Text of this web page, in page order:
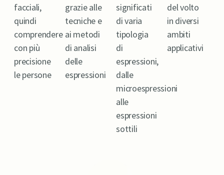
facciali,
quindi
comprendere
con più
precisione
le persone
grazie alle
tecniche e
ai metodi
di analisi
delle
espressioni
significati
di varia
tipologia
di
espressioni,
dalle
microespressioni
alle
espressioni
sottili
del volto
in diversi
ambiti
applicativi